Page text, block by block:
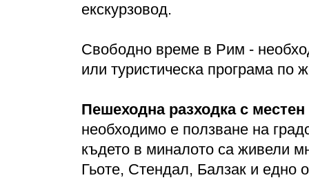
екскурзовод.
Свободно време в Рим -
или туристическа програма по
Пешеходна разходка с
необходимо е ползване на
където в миналото са живели
Гьоте, Стендал, Балзак и едно